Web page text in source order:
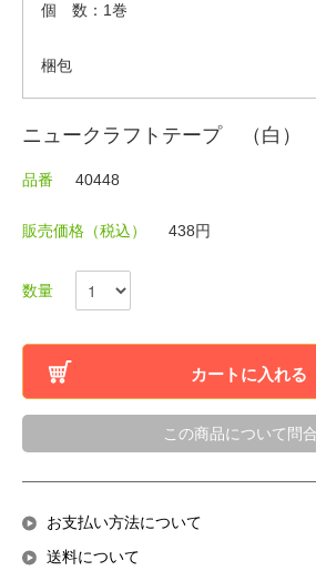
個 数：1巻
梱包
ニュークラフトテープ （白）
品番 40448
販売価格（税込） 438円
数量
カートに入れる
この商品について問
お支払い方法について
送料について